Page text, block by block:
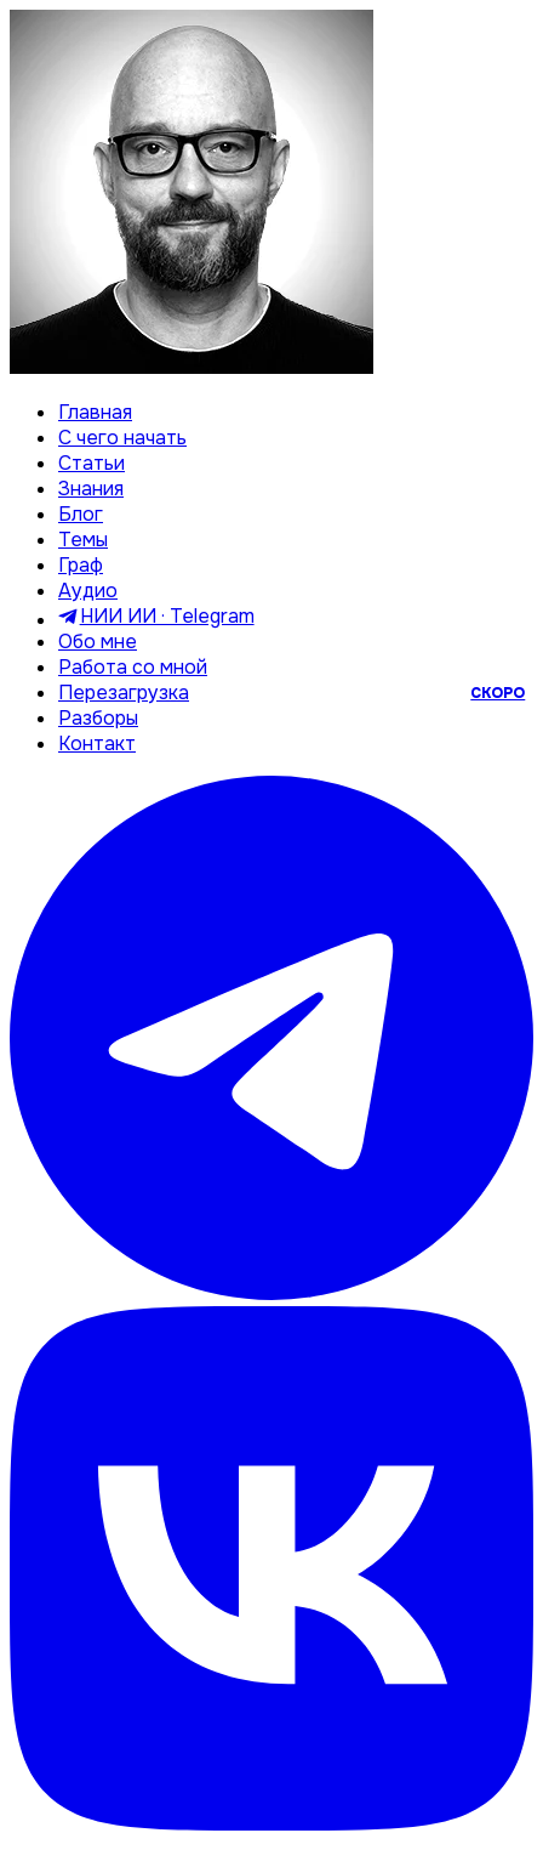
Главная
С чего начать
Статьи
Знания
Блог
Темы
Граф
Аудио
НИИ ИИ · Telegram
Обо мне
Работа со мной
Перезагрузка
СКОРО
Разборы
Контакт